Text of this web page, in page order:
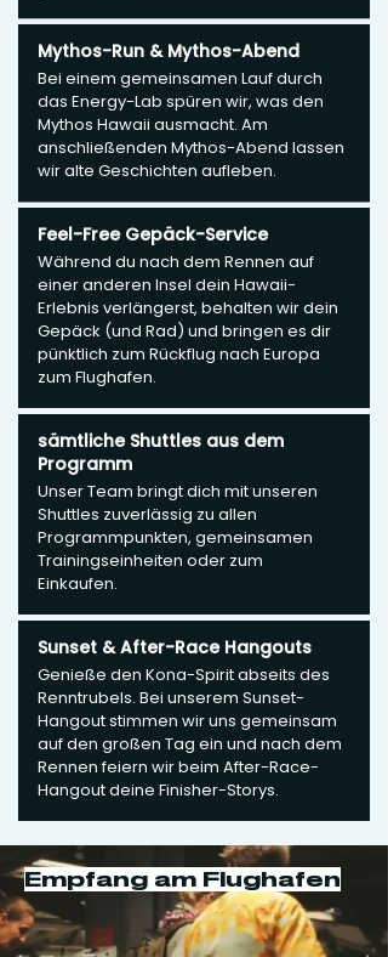
Mythos-Run & Mythos-Abend
Bei einem gemeinsamen Lauf durch
das Energy-Lab spüren wir, was den
Mythos Hawaii ausmacht. Am
anschließenden Mythos-Abend lassen
wir alte Geschichten aufleben.
Feel-Free Gepäck-Service
Während du nach dem Rennen auf
einer anderen Insel dein Hawaii-
Erlebnis verlängerst, behalten wir dein
Gepäck (und Rad) und bringen es dir
pünktlich zum Rückflug nach Europa
zum Flughafen.
sämtliche Shuttles aus dem
Programm
Unser Team bringt dich mit unseren
Shuttles zuverlässig zu allen
Programmpunkten, gemeinsamen
Trainingseinheiten oder zum
Einkaufen.
Sunset & After-Race Hangouts
Genieße den Kona-Spirit abseits des
Renntrubels. Bei unserem Sunset-
Hangout stimmen wir uns gemeinsam
auf den großen Tag ein und nach dem
Rennen feiern wir beim After-Race-
Hangout deine Finisher-Storys.
Empfang am Flughafen